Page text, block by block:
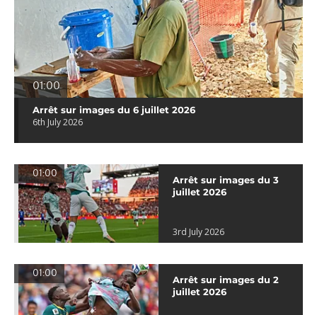
01:00
Arrêt sur images du 6 juillet 2026
6th July 2026
01:00
Arrêt sur images du 3
juillet 2026
3rd July 2026
01:00
Arrêt sur images du 2
juillet 2026